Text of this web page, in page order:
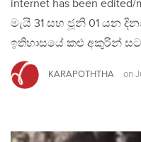
internet has been edited/
මැයි 31 සහ ජූනි 01 යන
ඉතිහාසයේ කළු අකුරින්
KARAPOTHTHA on